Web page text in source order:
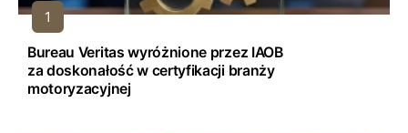
Bureau Veritas wyróżnione przez IAOB
za doskonałość w certyfikacji branży
motoryzacyjnej